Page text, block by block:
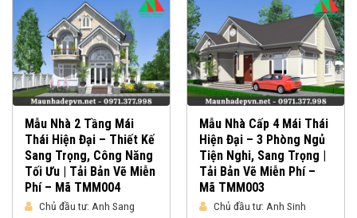
Mẫu Nhà 2 Tầng Mái
Thái Hiện Đại – Thiết Kế
Sang Trọng, Công Năng
Tối Ưu | Tải Bản Vẽ Miễn
Phí – Mã TMM004
Chủ đầu tư: Anh Sang
Mẫu Nhà Cấp 4 Mái Thái
Hiện Đại – 3 Phòng Ngủ
Tiện Nghi, Sang Trọng |
Tải Bản Vẽ Miễn Phí –
Mã TMM003
Chủ đầu tư: Anh Sinh